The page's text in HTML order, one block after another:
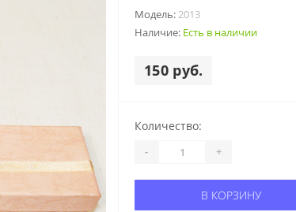
Модель: 2013
Наличие: Есть в наличии
150 руб.
Количество:
- +
В КОРЗИНУ